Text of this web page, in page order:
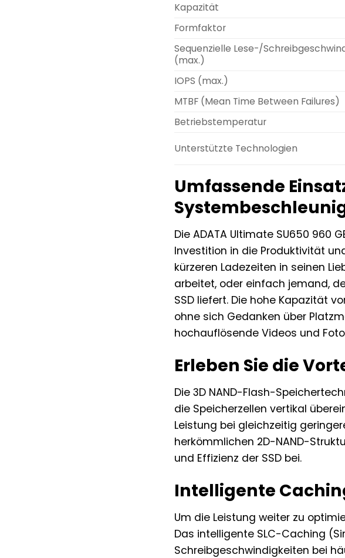
Kapazität
Formfaktor
Sequenzielle Lese-/
(max.)
IOPS (max.)
MTBF (Mean Time Between Failures)
Betriebstemperatur
Unterstützte Technologien
Umfassende
Die ADATA Ultimate SU650 960
Investition in die Produktivität
kürzeren Ladezeiten in seinen
arbeitet, oder einfach jemand,
SSD liefert. Die hohe Kapazität
ohne sich Gedanken über
hochauflösende Videos und
Erleben Sie die
Die 3D NAND-Flash-
die Speicherzellen vertikal
Leistung bei gleichzeitig
herkömmlichen 2D-NAND-
und Effizienz der SSD bei.
Intelligente
Um die Leistung weiter zu
Das intelligente SLC-Caching
Schreibgeschwindigkeiten bei